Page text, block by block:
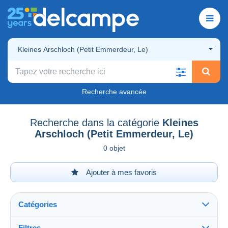
Kleines Arschloch (Petit Emmerdeur, Le)
Recherche avancée
Recherche dans la catégorie Kleines
Arschloch (Petit Emmerdeur, Le)
0 objet
Ajouter à mes favoris
Catégories